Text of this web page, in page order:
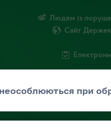
Людям із
Сайт